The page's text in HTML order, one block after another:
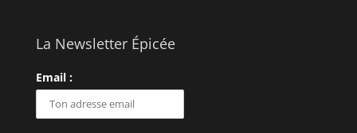
La Newsletter Épicée
Email :